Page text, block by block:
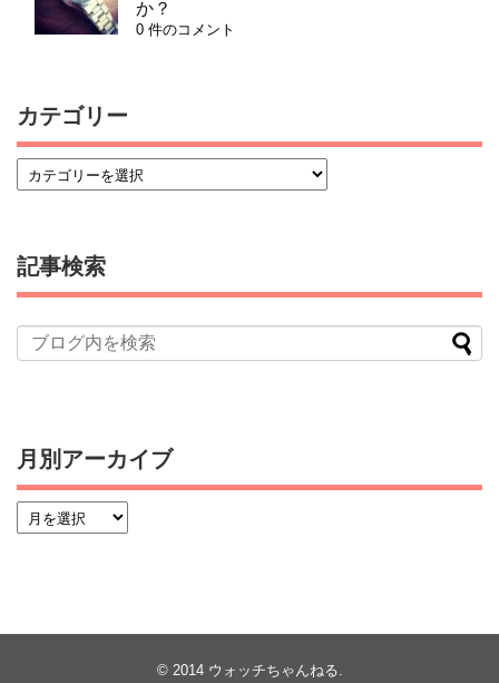
か？
0 件のコメント
カテゴリー
記事検索
月別アーカイブ
© 2014 ウォッチちゃんねる.